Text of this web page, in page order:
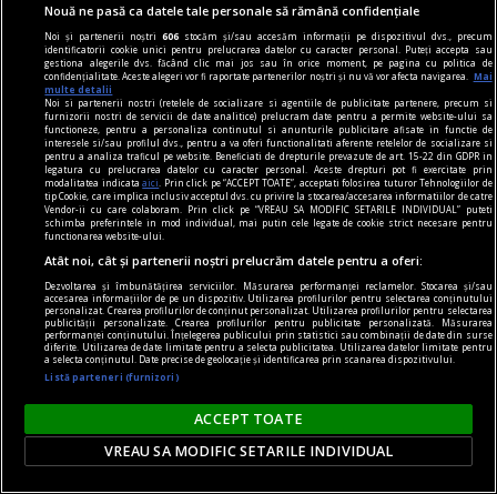
simtă o înaltă emoție gîndindu-se la el.
Sever VOINESCU
accent pe istorie
Lech Walesa, din istorie și din prezent
Stocul pare limitat, istoria continuă.
Mihaela SIMINA
Nouă ne pasă ca datele tale personale să rămână confidențiale
Noi și partenerii noștri606 stocăm și/sau accesăm informații pe dispozitivul dvs., precum
identificatorii cookie unici pentru prelucrarea datelor cu caracter personal. Puteți accepta sau
gestiona alegerile dvs. făcând clic mai jos sau în orice moment, pe pagina cu politica de
confidențialitate. Aceste alegeri vor fi raportate partenerilor noștri și nu vă vor afecta navigarea.
Mai
multe detalii
Noi si partenerii nostri (retelele de socializare si agentiile de publicitate partenere, precum si
furnizorii nostri de servicii de date analitice) prelucram date pentru a permite website-ului sa
functioneze, pentru a personaliza continutul si anunturile publicitare afisate in functie de
interesele si/sau profilul dvs., pentru a va oferi functionalitati aferente retelelor de socializare si
pentru a analiza traficul pe website. Beneficiati de drepturile prevazute de art. 15-22 din GDPR in
legatura cu prelucrarea datelor cu caracter personal. Aceste drepturi pot fi exercitate prin
modalitatea indicataaici
. Prin click pe “ACCEPT TOATE”, acceptati folosirea tuturor Tehnologiilor de
tip Cookie, care implica inclusiv acceptul dvs. cu privire la stocarea/accesarea informatiilor de catre
Vendor-ii cu care colaboram. Prin click pe “VREAU SA MODIFIC SETARILE INDIVIDUAL” puteti
schimba preferintele in mod individual, mai putin cele legate de cookie strict necesare pentru
functionarea website-ului.
Atât noi, cât și partenerii noștri prelucrăm datele pentru a oferi:
Dezvoltarea și îmbunătățirea serviciilor. Măsurarea performanței reclamelor. Stocarea și/sau
accesarea informațiilor de pe un dispozitiv. Utilizarea profilurilor pentru selectarea conținutului
personalizat. Crearea profilurilor de conținut personalizat. Utilizarea profilurilor pentru selectarea
publicității personalizate. Crearea profilurilor pentru publicitate personalizată. Măsurarea
performanței conținutului. Înțelegerea publicului prin statistici sau combinații de date din surse
diferite. Utilizarea de date limitate pentru a selecta publicitatea. Utilizarea datelor limitate pentru
a selecta conținutul. Date precise de geolocație și identificarea prin scanarea dispozitivului.
Listă parteneri (furnizori)
ACCEPT TOATE
VREAU SA MODIFIC SETARILE INDIVIDUAL